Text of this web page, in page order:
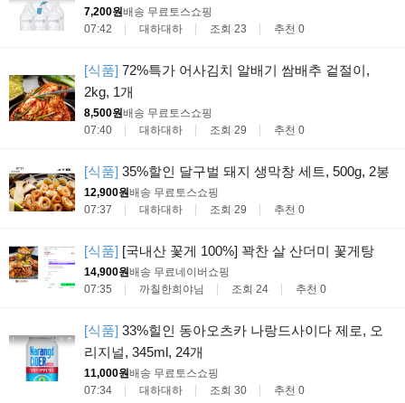
7,200원배송 무료토스쇼핑
07:42
대하대하 조회 23 추천 0
[식품] 72%특가 어사김치 알배기 쌈배추 겉절이,
2kg, 1개
8,500원배송 무료토스쇼핑
07:40
대하대하 조회 29 추천 0
[식품] 35%할인 달구벌 돼지 생막창 세트, 500g, 2봉
12,900원배송 무료토스쇼핑
07:37
대하대하 조회 29 추천 0
[식품] [국내산 꽃게 100%] 꽉찬 살 산더미 꽃게탕
14,900원배송 무료네이버쇼핑
07:35
까칠한희야님 조회 24 추천 0
[식품] 33%힐인 동아오츠카 나랑드사이다 제로, 오
리지널, 345ml, 24개
11,000원배송 무료토스쇼핑
07:34
대하대하 조회 30 추천 0